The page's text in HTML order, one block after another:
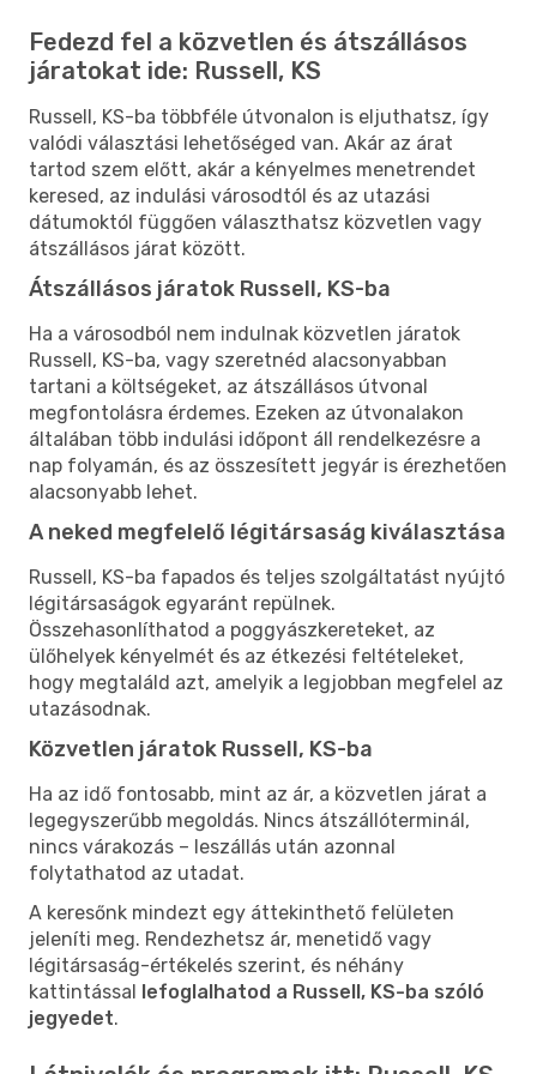
Fedezd fel a közvetlen és átszállásos
járatokat ide: Russell, KS
Russell, KS-ba többféle útvonalon is eljuthatsz, így
valódi választási lehetőséged van. Akár az árat
tartod szem előtt, akár a kényelmes menetrendet
keresed, az indulási városodtól és az utazási
dátumoktól függően választhatsz közvetlen vagy
átszállásos járat között.
Átszállásos járatok Russell, KS-ba
Ha a városodból nem indulnak közvetlen járatok
Russell, KS-ba, vagy szeretnéd alacsonyabban
tartani a költségeket, az átszállásos útvonal
megfontolásra érdemes. Ezeken az útvonalakon
általában több indulási időpont áll rendelkezésre a
nap folyamán, és az összesített jegyár is érezhetően
alacsonyabb lehet.
A neked megfelelő légitársaság kiválasztása
Russell, KS-ba fapados és teljes szolgáltatást nyújtó
légitársaságok egyaránt repülnek.
Összehasonlíthatod a poggyászkereteket, az
ülőhelyek kényelmét és az étkezési feltételeket,
hogy megtaláld azt, amelyik a legjobban megfelel az
utazásodnak.
Közvetlen járatok Russell, KS-ba
Ha az idő fontosabb, mint az ár, a közvetlen járat a
legegyszerűbb megoldás. Nincs átszállóterminál,
nincs várakozás – leszállás után azonnal
folytathatod az utadat.
A keresőnk mindezt egy áttekinthető felületen
jeleníti meg. Rendezhetsz ár, menetidő vagy
légitársaság-értékelés szerint, és néhány
kattintással lefoglalhatod a Russell, KS-ba szóló
jegyedet.